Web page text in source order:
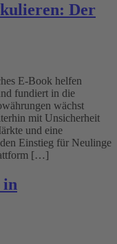
Der
E-Book helfen
fundiert in die
wächst
mit Unsicherheit
und eine
Einstieg für Neulinge
[…]
in